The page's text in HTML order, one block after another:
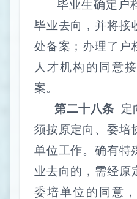
毕业生确定户
毕业去向，并将接
处备案；办理了户
人才机构的同意
案。
第二十八条
定
须按原定向、委培
单位工作。确有特
业去向的，需经原
委培单位的同意